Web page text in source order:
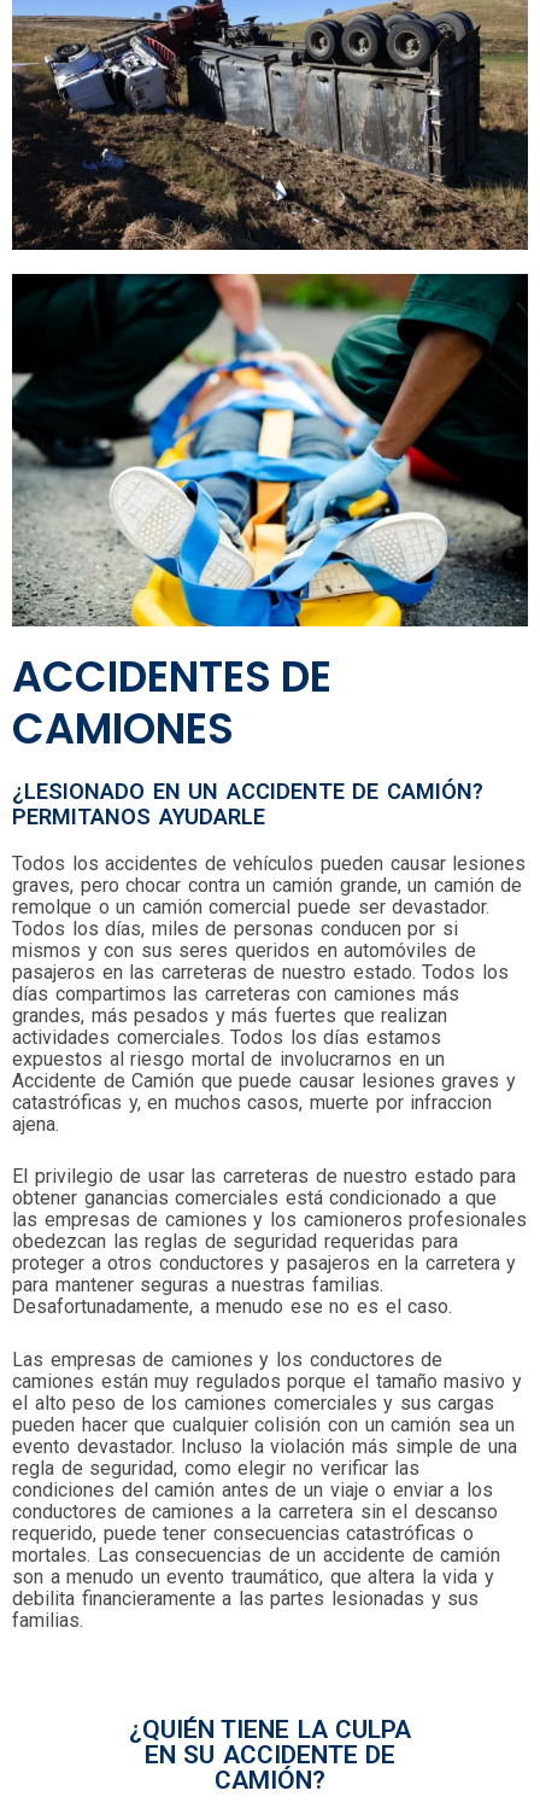
ACCIDENTES DE
CAMIONES
¿LESIONADO EN UN ACCIDENTE DE CAMIÓN?
PERMITANOS AYUDARLE
Todos los accidentes de vehículos pueden causar lesiones
graves, pero chocar contra un camión grande, un camión de
remolque o un camión comercial puede ser devastador.
Todos los días, miles de personas conducen por si
mismos y con sus seres queridos en automóviles de
pasajeros en las carreteras de nuestro estado. Todos los
días compartimos las carreteras con camiones más
grandes, más pesados y más fuertes que realizan
actividades comerciales. Todos los días estamos
expuestos al riesgo mortal de involucrarnos en un
Accidente de Camión que puede causar lesiones graves y
catastróficas y, en muchos casos, muerte por infraccion
ajena.
El privilegio de usar las carreteras de nuestro estado para
obtener ganancias comerciales está condicionado a que
las empresas de camiones y los camioneros profesionales
obedezcan las reglas de seguridad requeridas para
proteger a otros conductores y pasajeros en la carretera y
para mantener seguras a nuestras familias.
Desafortunadamente, a menudo ese no es el caso.
Las empresas de camiones y los conductores de
camiones están muy regulados porque el tamaño masivo y
el alto peso de los camiones comerciales y sus cargas
pueden hacer que cualquier colisión con un camión sea un
evento devastador. Incluso la violación más simple de una
regla de seguridad, como elegir no verificar las
condiciones del camión antes de un viaje o enviar a los
conductores de camiones a la carretera sin el descanso
requerido, puede tener consecuencias catastróficas o
mortales. Las consecuencias de un accidente de camión
son a menudo un evento traumático, que altera la vida y
debilita financieramente a las partes lesionadas y sus
familias.
¿QUIÉN TIENE LA CULPA
EN SU ACCIDENTE DE
CAMIÓN?